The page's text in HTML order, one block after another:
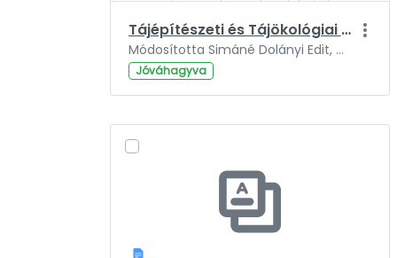
Tájépítészeti és Tájökológiai Doktori Iskola KÉPZÉSI TERVE_2023_09_29.pdf
Módosította Simáné Dolányi Edit, ennyi ideje: 2 év.
Jóváhagyva